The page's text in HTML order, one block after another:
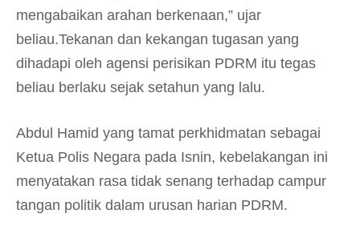
mengabaikan arahan berkenaan,” ujar
beliau.Tekanan dan kekangan tugasan yang
dihadapi oleh agensi perisikan PDRM itu tegas
beliau berlaku sejak setahun yang lalu.
Abdul Hamid yang tamat perkhidmatan sebagai
Ketua Polis Negara pada Isnin, kebelakangan ini
menyatakan rasa tidak senang terhadap campur
tangan politik dalam urusan harian PDRM.